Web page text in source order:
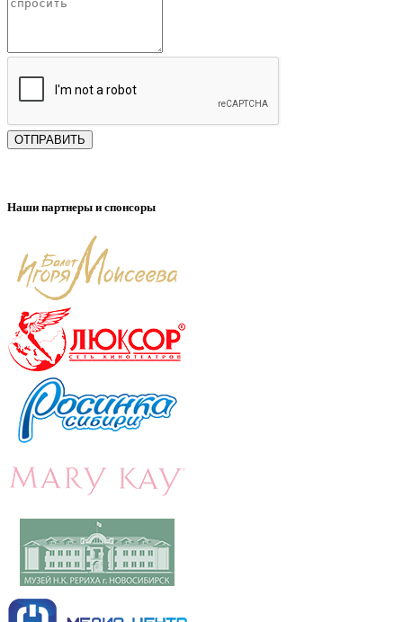
ОТПРАВИТЬ
Наши партнеры и спонсоры